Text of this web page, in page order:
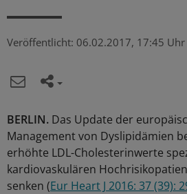
Veröffentlicht: 06.02.2017, 17:45 Uhr
BERLIN. Das Update der
Management von Dyslipidämien
erhöhte LDL-Cholesterinwerte
kardiovaskulären
senken (Eur Heart J 2016: 37 (39):